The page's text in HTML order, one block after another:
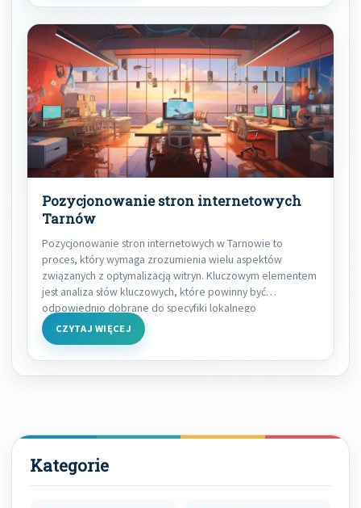
Pozycjonowanie stron internetowych
Tarnów
Pozycjonowanie stron internetowych w Tarnowie to
proces, który wymaga zrozumienia wielu aspektów
związanych z optymalizacją witryn. Kluczowym elementem
jest analiza słów kluczowych, które powinny być
odpowiednio dobrane do specyfiki lokalnego
CZYTAJ WIĘCEJ